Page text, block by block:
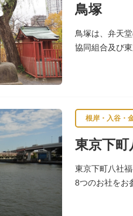
鳥塚
鳥塚は、弁天
協同組合及び
根岸・入谷・
東京下町
東京下町八社
8つのお社をお